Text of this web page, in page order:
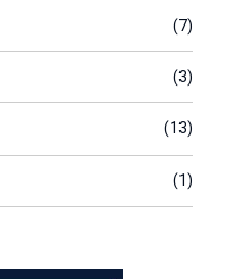
(7)
(3)
(13)
(1)